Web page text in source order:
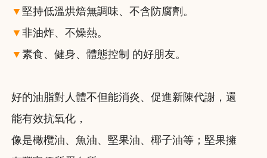
▼ 堅持低溫烘焙無調味、不含防腐劑。
▼ 非油炸、不燥熱。
▼ 素食、健身、體態控制 的好朋友。
好的油脂對人體不但能消炎、促進新陳代謝，還
能有效抗氧化，
像是橄欖油、魚油、堅果油、椰子油等；堅果擁